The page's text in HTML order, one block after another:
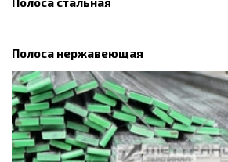
Полоса нержавеющая